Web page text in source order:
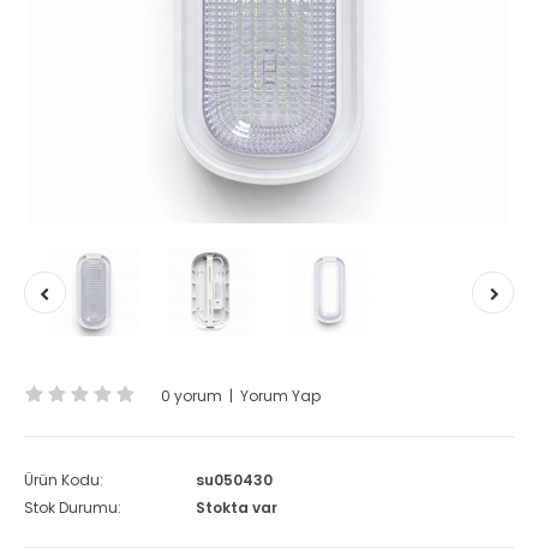
0 yorum | Yorum Yap
Ürün Kodu:
su050430
Stok Durumu:
Stokta var